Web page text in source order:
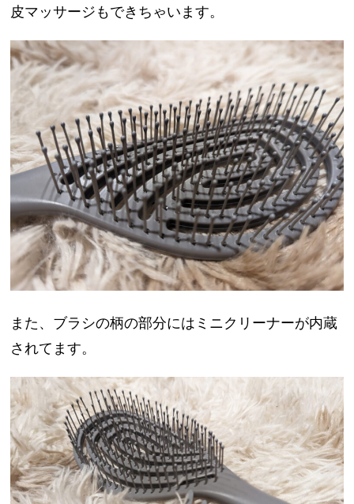
皮マッサージもできちゃいます。
また、ブラシの柄の部分にはミニクリーナーが内蔵
されてます。